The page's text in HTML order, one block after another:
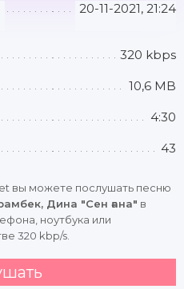
20-11-2021, 21:24
320 kbps
10,6 MB
4:30
43
вы можете послушать песню
Дина "Сен ғана" в
ноутбука или
320 kbp/s.